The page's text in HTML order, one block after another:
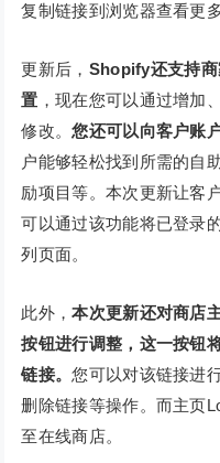
复制链接到浏览器查看更
更新后， Shopify还支持
置 ，现在您可以通过增加
修改。您还可以向客户账
户能够轻松找到所需的自
励项目等。本次更新让客
可以通过该功能将已登录
列页面。
此外，本次更新还对商店
按钮进行调整，这一按钮
链接。您可以对该链接进
删除链接等操作。而主页
至在线商店。